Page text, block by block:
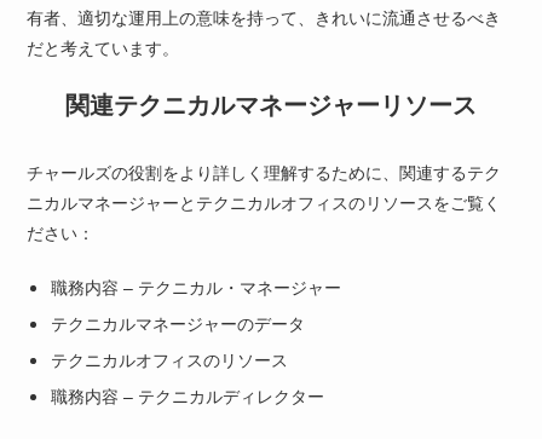
有者、適切な運用上の意味を持って、きれいに流通させるべき
だと考えています。
関連テクニカルマネージャーリソース
チャールズの役割をより詳しく理解するために、関連するテク
ニカルマネージャーとテクニカルオフィスのリソースをご覧く
ださい：
職務内容 – テクニカル・マネージャー
テクニカルマネージャーのデータ
テクニカルオフィスのリソース
職務内容 – テクニカルディレクター